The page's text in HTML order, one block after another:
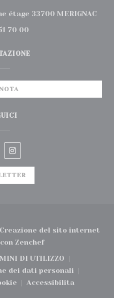
étage 33700 MERIGNAC
70 00
((apre una nuova
Instagram ((apre una
Creazione del sito internet
Zenchef((apre una nuova
finestra))
DI UTILIZZO
((apre una nuova
dei dati personali
((apre una nuova finestra))
una nuova finestra))
Accessibilita
((apre una